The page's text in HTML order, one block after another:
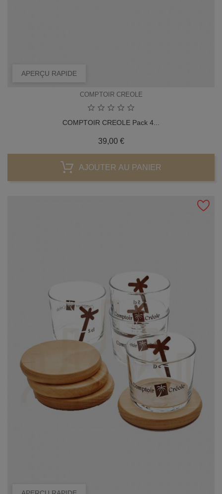
APERÇU RAPIDE
COMPTOIR CREOLE
COMPTOIR CREOLE Pack 4...
39,00 €Prix
AJOUTER AU PANIER